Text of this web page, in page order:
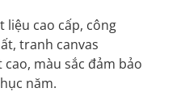
liệu cao cấp, công
tranh canvas
màu sắc đảm bảo
năm.